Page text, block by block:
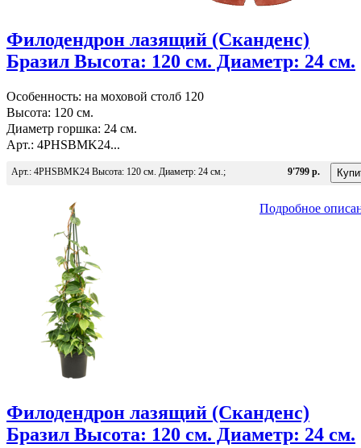
Филодендрон лазящий (Сканденс)
Бразил Высота: 120 см. Диаметр: 24 см.
Особенность: на моховой столб 120
Высота: 120 см.
Диаметр горшка: 24 см.
Арт.: 4PHSBMK24...
Арт.: 4PHSBMK24 Высота: 120 см. Диаметр: 24 см.; 9'799 р.
Подробное
Филодендрон лазящий (Сканденс)
Бразил Высота: 120 см. Диаметр: 24 см.